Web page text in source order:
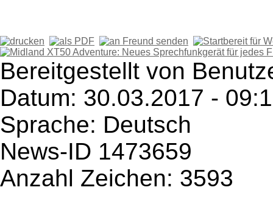
Bereitgestellt von
Datum: 30.03.2017 -
Sprache: Deutsch
News-ID 1473659
Anzahl Zeichen: 3593